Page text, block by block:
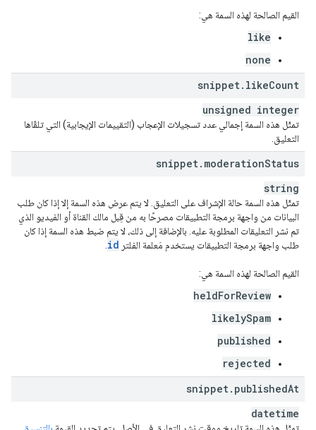
القيم الصالحة لهذه السمة هي:
like
none
snippet. likeCount
unsigned integer
تمثّل هذه السمة إجمالي عدد تسجيلات الإعجاب (التقييمات الإيجابية) التي تلقّاها
التعليق.
snippet. moderationStatus
string
تمثّل هذه السمة حالة الإشراف على التعليق. لا يتم عرض هذه السمة إلا إذا كان طلب
البيانات من واجهة برمجة التطبيقات مصرحًا به من قِبل مالك القناة أو الفيديو الذي
تم نشر التعليقات المطلوبة عليه. بالإضافة إلى ذلك، لا يتم ضبط هذه السمة إذا كان
طلب واجهة برمجة التطبيقات يستخدم مَعلمة الفلتر id
القيم الصالحة لهذه السمة هي:
heldForReview
likelySpam
published
rejected
snippet. publishedAt
datetime